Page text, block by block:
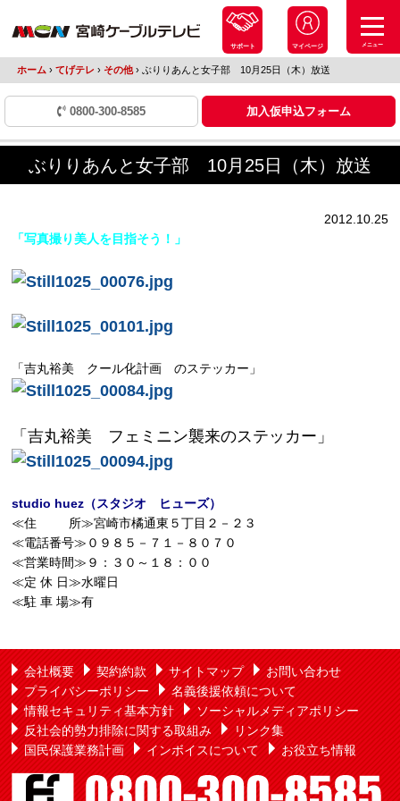
サポート マイページ メニュー
ホーム › てげテレ › その他 ›ぶりりあんと女子部 10月25日（木）放送
0800-300-8585 加入仮申込フォーム
ぶりりあんと女子部 10月25日（木）放送
2012.10.25
「写真撮り美人を目指そう！」
「吉丸裕美 クール化計画 のステッカー」
「吉丸裕美 フェミニン襲来のステッカー」
studio huez（スタジオ ヒューズ）
≪住 所≫宮崎市橘通東５丁目２－２３
≪電話番号≫０９８５－７１－８０７０
≪営業時間≫９：３０～１８：００
≪定 休 日≫水曜日
≪駐 車 場≫有
会社概要 契約約款 サイトマップ
お問い合わせ
プライバシーポリシー
名義後援依頼について
情報セキュリティ基本方針
ソーシャルメディアポリシー
反社会的勢力排除に関する取組み
リンク集
国民保護業務計画
インボイスについて お役立ち情報